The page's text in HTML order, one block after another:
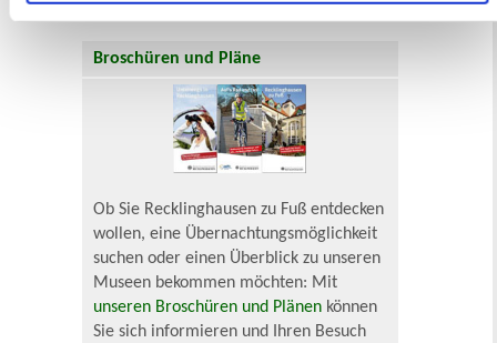
Broschüren und Pläne
Ob Sie Recklinghausen zu Fuß entdecken
wollen, eine Übernachtungsmöglichkeit
suchen oder einen Überblick zu unseren
Museen bekommen möchten: Mit
unseren Broschüren und Plänen können
Sie sich informieren und Ihren Besuch